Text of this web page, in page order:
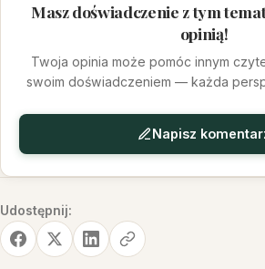
Masz doświadczenie z tym
opinią!
Twoja opinia może pomóc innym
swoim doświadczeniem — każda
Napisz
Udostępnij: